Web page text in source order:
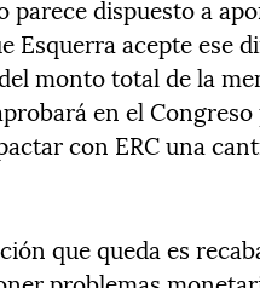
parece dispuesto a
Esquerra acepte ese
monto total de la
en el
con ERC una
que queda es